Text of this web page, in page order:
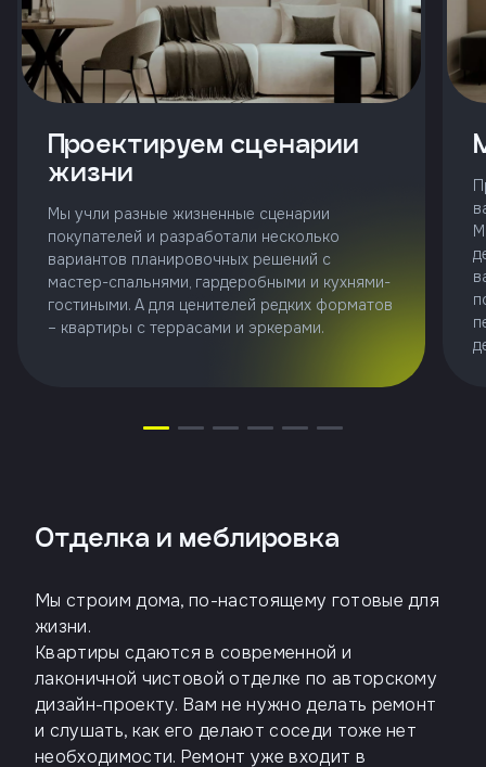
Проектируем сценарии
жизни
Мы учли разные жизненные сценарии
покупателей и разработали несколько
вариантов планировочных решений с
мастер-спальнями, гардеробными и кухнями-
гостиными. А для ценителей редких форматов
– квартиры с террасами и эркерами.
Отделка и меблировка
Мы строим дома, по-настоящему готовые для
жизни.
Квартиры сдаются в современной и
лаконичной чистовой отделке по авторскому
дизайн-проекту. Вам не нужно делать ремонт
и слушать, как его делают соседи тоже нет
необходимости. Ремонт уже входит в
с
условиями
политики
конфиденциальности
(343)
71-10